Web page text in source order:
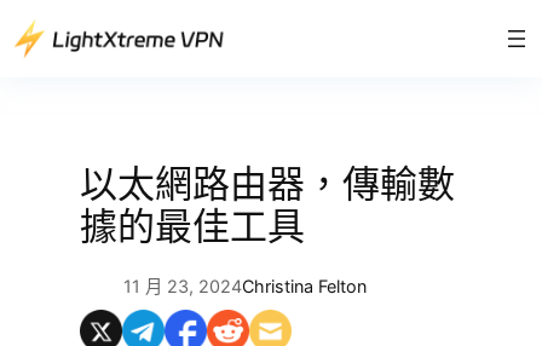
至
以太網路由器，傳輸數
據的最佳工具
11 月 23, 2024Christina Felton